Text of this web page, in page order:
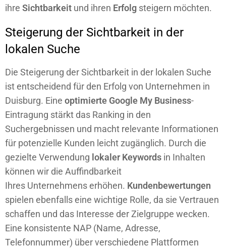
ihre Sichtbarkeit und ihren Erfolg steigern möchten.
Steigerung der Sichtbarkeit in der
lokalen Suche
Die Steigerung der Sichtbarkeit in der lokalen Suche
ist entscheidend für den Erfolg von Unternehmen in
Duisburg. Eine optimierte Google My Business-
Eintragung stärkt das Ranking in den
Suchergebnissen und macht relevante Informationen
für potenzielle Kunden leicht zugänglich. Durch die
gezielte Verwendung lokaler Keywords in Inhalten
können wir die Auffindbarkeit
Ihres Unternehmenserhöhen. Kundenbewertungen
spielen ebenfalls eine wichtige Rolle, da sie Vertrauen
schaffen und das Interesse der Zielgruppe wecken.
Eine konsistente NAP (Name, Adresse,
Telefonnummer) über verschiedene Plattformen